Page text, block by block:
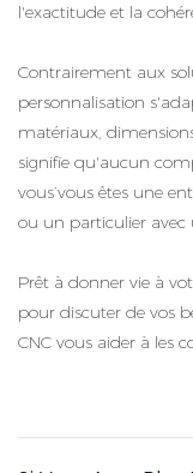
l'exactitude et la
Contrairement aux
personnalisation
matériaux,
signifie qu'aucun
vous’vous êtes une
ou un particulier avec
Prêt à donner vie à
pour discuter de vos
CNC vous aider à les